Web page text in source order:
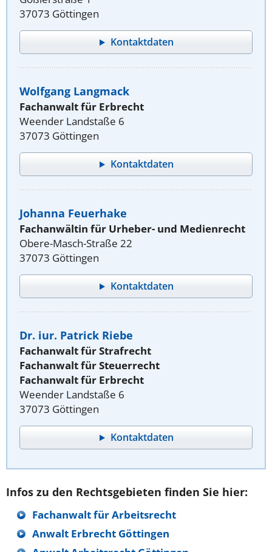
37073 Göttingen
Kontaktdaten
Wolfgang Langmack
Fachanwalt für Erbrecht
Weender Landstaße 6
37073 Göttingen
Kontaktdaten
Johanna Feuerhake
Fachanwältin für Urheber- und Medienrecht
Obere-Masch-Straße 22
37073 Göttingen
Kontaktdaten
Dr. iur. Patrick Riebe
Fachanwalt für Strafrecht
Fachanwalt für Steuerrecht
Fachanwalt für Erbrecht
Weender Landstaße 6
37073 Göttingen
Kontaktdaten
Infos zu den Rechtsgebieten finden Sie hier:
Fachanwalt für Arbeitsrecht
Anwalt Erbrecht Göttingen